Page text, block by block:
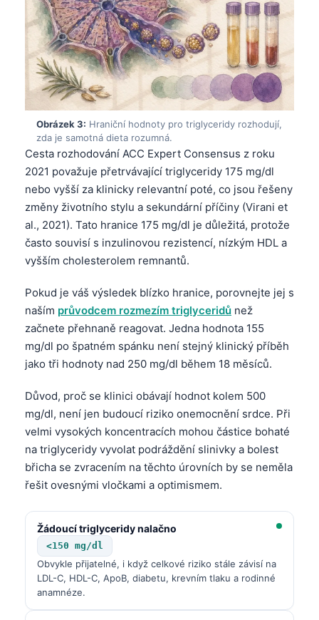
Obrázek 3: Hraniční hodnoty pro triglyceridy rozhodují,
zda je samotná dieta rozumná.
Cesta rozhodování ACC Expert Consensus z roku
2021 považuje přetrvávající triglyceridy 175 mg/dl
nebo vyšší za klinicky relevantní poté, co jsou řešeny
změny životního stylu a sekundární příčiny (Virani et
al., 2021). Tato hranice 175 mg/dl je důležitá, protože
často souvisí s inzulinovou rezistencí, nízkým HDL a
vyšším cholesterolem remnantů.
Pokud je váš výsledek blízko hranice, porovnejte jej s
naším průvodcem rozmezím triglyceridů než
začnete přehnaně reagovat. Jedna hodnota 155
mg/dl po špatném spánku není stejný klinický příběh
jako tři hodnoty nad 250 mg/dl během 18 měsíců.
Důvod, proč se klinici obávají hodnot kolem 500
mg/dl, není jen budoucí riziko onemocnění srdce. Při
velmi vysokých koncentracích mohou částice bohaté
na triglyceridy vyvolat podráždění slinivky a bolest
břicha se zvracením na těchto úrovních by se neměla
řešit ovesnými vločkami a optimismem.
Žádoucí triglyceridy nalačno
<150 mg/dl
Obvykle přijatelné, i když celkové riziko stále závisí na
LDL-C, HDL-C, ApoB, diabetu, krevním tlaku a rodinné
anamnéze.